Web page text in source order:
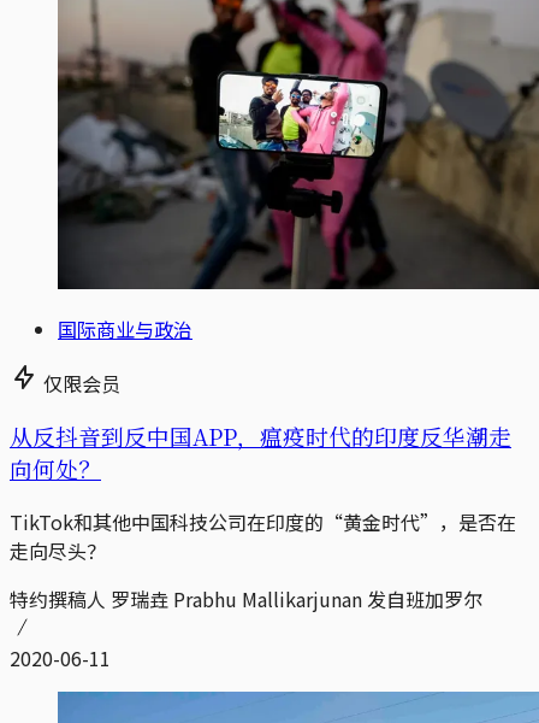
国际商业与政治
仅限会员
从反抖音到反中国APP，瘟疫时代的印度反华潮走
向何处？
TikTok和其他中国科技公司在印度的“黄金时代”，是否在
走向尽头？
特约撰稿人 罗瑞垚 Prabhu Mallikarjunan 发自班加罗尔
2020-06-11